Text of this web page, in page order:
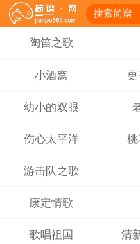
陶笛之歌
小酒窝
幼小的双眼
伤心太平洋
游击队之歌
康定情歌
歌唱祖国 清